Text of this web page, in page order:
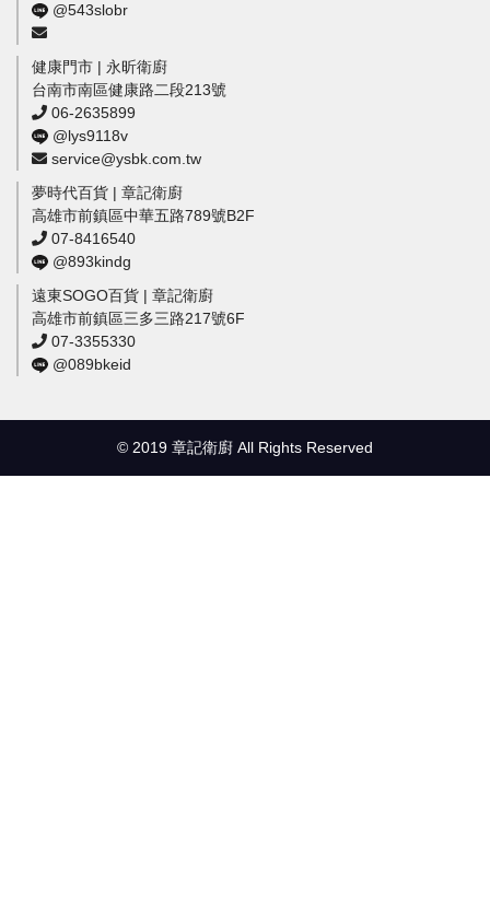
@543slobr
健康門市 | 永昕衛廚
台南市南區健康路二段213號
06-2635899
@lys9118v
service@ysbk.com.tw
夢時代百貨 | 章記衛廚
高雄市前鎮區中華五路789號B2F
07-8416540
@893kindg
遠東SOGO百貨 | 章記衛廚
高雄市前鎮區三多三路217號6F
07-3355330
@089bkeid
© 2019 章記衛廚 All Rights Reserved